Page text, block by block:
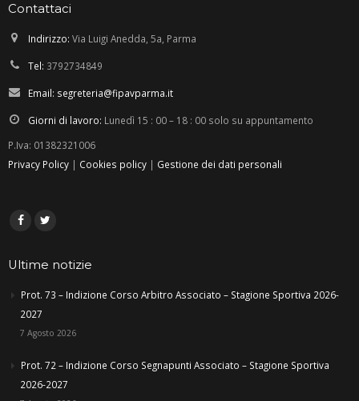
Contattaci
Indirizzo: Via Luigi Anedda, 5a, Parma
Tel: 3792734849
Email: segreteria@fipavparma.it
Giorni di lavoro: Lunedì 15 : 00 – 18 : 00 solo su appuntamento
P.Iva: 01382321006
Privacy Policy | Cookies policy | Gestione dei dati personali
Ultime notizie
Prot. 73 – Indizione Corso Arbitro Associato – Stagione Sportiva 2026-
2027
7 Agosto 2026
Prot. 72 – Indizione Corso Segnapunti Associato – Stagione Sportiva
2026-2027